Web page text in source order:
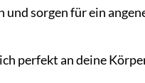
sorgen für ein
perfekt an deine